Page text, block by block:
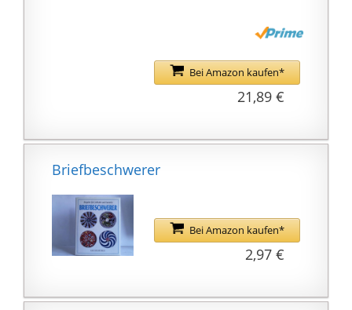
Bei Amazon kaufen*
21,89 €
Briefbeschwerer
Bei Amazon kaufen*
2,97 €